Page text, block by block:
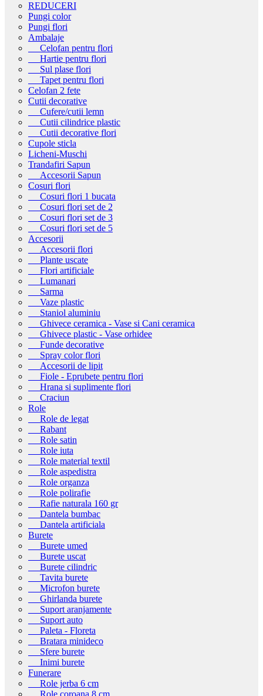
REDUCERI
Pungi color
Pungi flori
Ambalaje
Celofan pentru flori
Hartie pentru flori
Sul plase flori
Tapet pentru flori
Celofan 2 fete
Cutii decorative
Cufere/cutii lemn
Cutii cilindrice plastic
Cutii decorative flori
Cupole sticla
Licheni-Muschi
Trandafiri Sapun
Accesorii Sapun
Cosuri flori
Cosuri flori 1 bucata
Cosuri flori set de 2
Cosuri flori set de 3
Cosuri flori set de 5
Accesorii
Accesorii flori
Plante uscate
Flori artificiale
Lumanari
Sarma
Vaze plastic
Staniol aluminiu
Ghivece ceramica - Vase si Cani ceramica
Ghivece plastic - Vase orhidee
Funde decorative
Spray color flori
Accesorii de lipit
Fiole - Eprubete pentru flori
Hrana si suplimente flori
Craciun
Role
Role de legat
Rabant
Role satin
Role iuta
Role material textil
Role aspedistra
Role organza
Role polirafie
Rafie naturala 160 gr
Dantela bumbac
Dantela artificiala
Burete
Burete umed
Burete uscat
Burete cilindric
Tavita burete
Microfon burete
Ghirlanda burete
Suport aranjamente
Suport auto
Paleta - Floreta
Bratara minideco
Sfere burete
Inimi burete
Funerare
Role jerba 6 cm
Role coroana 8 cm